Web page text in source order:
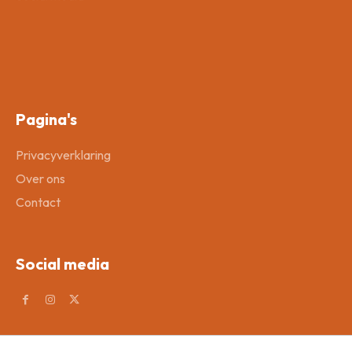
Pagina's
Privacyverklaring
Over ons
Contact
Social media